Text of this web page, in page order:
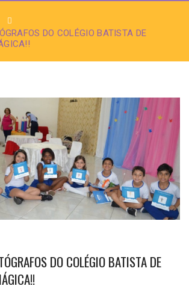
DO COLÉGIO BATISTA DE
DO COLÉGIO BATISTA DE